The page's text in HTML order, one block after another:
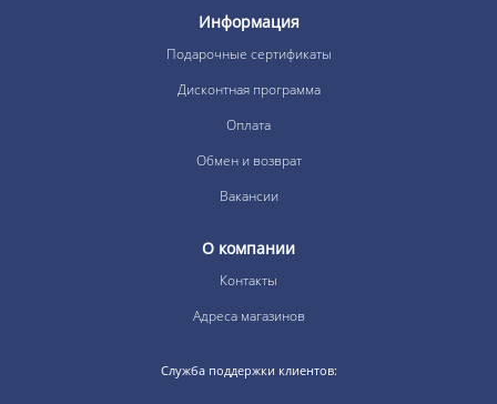
Информация
Подарочные сертификаты
Дисконтная программа
Оплата
Обмен и возврат
Вакансии
О компании
Контакты
Адреса магазинов
Служба поддержки клиентов: